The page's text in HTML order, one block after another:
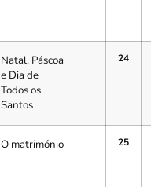
Natal, Páscoa
e Dia de
Todos os
Santos
24
O matrimónio 25